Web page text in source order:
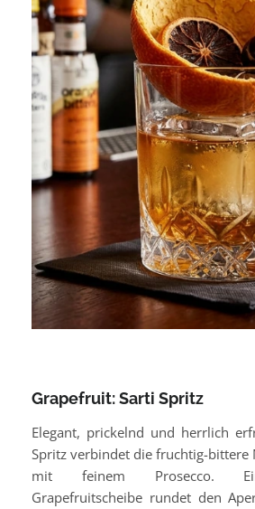
Grapefruit: Sarti Spritz
Elegant, prickelnd und herrlich
Spritz verbindet die fruchtig-bittere
mit feinem Prosecco.
Grapefruitscheibe rundet den